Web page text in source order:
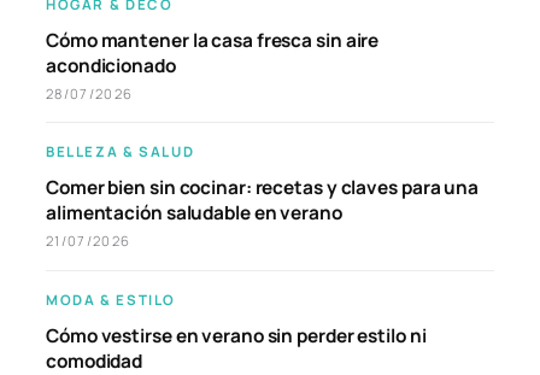
HOGAR & DECO
Cómo mantener la casa fresca sin aire
acondicionado
28/07/2026
BELLEZA & SALUD
Comer bien sin cocinar: recetas y claves para una
alimentación saludable en verano
21/07/2026
MODA & ESTILO
Cómo vestirse en verano sin perder estilo ni
comodidad